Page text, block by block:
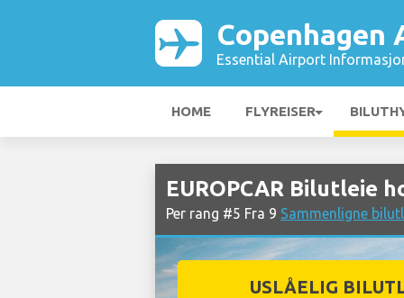
Copenhagen
Essential Airport
HOME FLYREISER
EUROPCAR Bilutleie
Per rang #5 Fra 9 Sammenligne
USLÅELIG